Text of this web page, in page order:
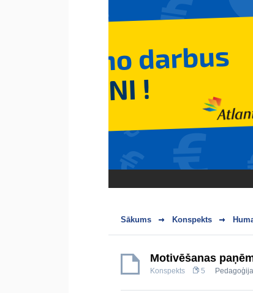
Sākums Konspekts
Motivēšanas
Konspekts 5 Pedagoģija